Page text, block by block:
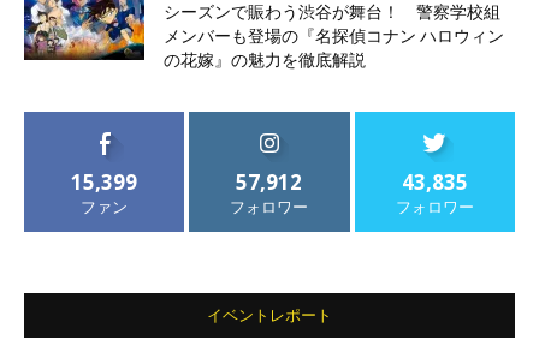
シーズンで賑わう渋谷が舞台！ 警察学校組
メンバーも登場の『名探偵コナン ハロウィン
の花嫁』の魅力を徹底解説
15,399
ファン
57,912
フォロワー
43,835
フォロワー
イベントレポート